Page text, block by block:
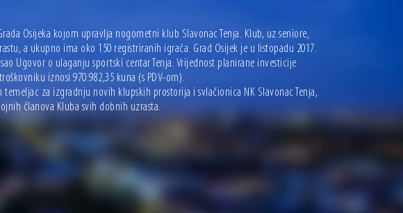
Osijeka kojom upravlja nogometni klub Slavonac Tenja. Klub, uz seniore,
a ukupno ima oko 150 registriranih igrača. Grad Osijek je u listopadu 2017.
Ugovor o ulaganju sportski centar Tenja. Vrijednost planirane investicije
iznosi 970.982,35 kuna (s PDV-om).
za izgradnju novih klupskih prostorija i svlačionica NK Slavonac Tenja,
članova Kluba svih dobnih uzrasta.